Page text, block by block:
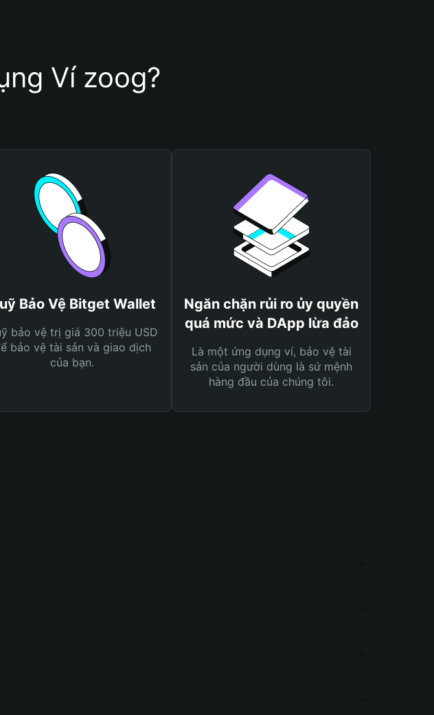
Ví zoog?
Bảo Vệ Bitget Wallet
bảo vệ trị giá 300 triệu USD
bảo vệ tài sản và giao dịch
của bạn.
Ngăn chặn rủi ro ủy quyền
quá mức và DApp lừa đảo
Là một ứng dụng ví, bảo vệ tài
sản của người dùng là sứ mệnh
hàng đầu của chúng tôi.